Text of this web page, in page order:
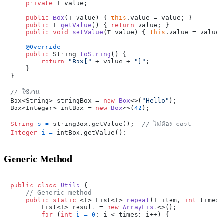
private T value;
public
Box (T value) { this .value = value; }
public T getValue () { return value; }
public void setValue (T value) { this .value =
@Override
public String toString ()
{
return
"Box[" + value + "]" ;
    }
}
// ใช้งาน
Box<String> stringBox = new Box<>( "Hello" );
Box<Integer> intBox = new Box<>( 42 );
String s = stringBox.getValue();
// ไม่ต้อง cast
Integer i =
Generic Method
public class Utils {
// Generic method
public
static <T> List<T> repeat (T item, int
        List<T> result =
new ArrayList<>();
for ( int i = 0 ; i < times; i++) {